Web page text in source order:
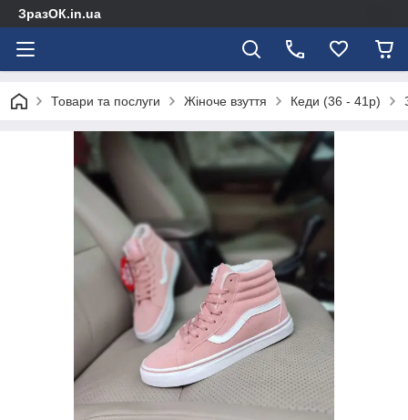
ЗразОК.in.ua
Товари та послуги Жіноче взуття Кеди (36 - 41р)